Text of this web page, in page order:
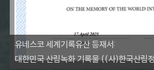
유네스코 세계기록유산 등재서:
대한민국 산림녹화 기록물 ((사)한국산림